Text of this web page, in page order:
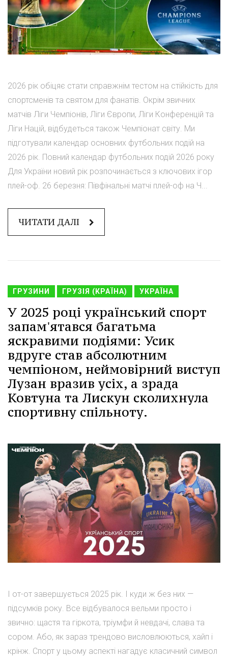
2026 рік обіцяє стати справжнім тестом на стійкість для
спортсменів та святом для фанатів. Окрім звичних
матчів Ліги Чемпіонів, Ліги Європи, Ліги Конференцій та
Ліги Націй, відбудеться також Чемпіонат світу. Ми
підготували календар основних футбольних подій на
2026 рік. Повний календар футбольних подій 2026 року
Для України новий рік розпочинається з ключових ігор
плей-оф. 26 березня: Півфінальні матчі плей-оф на Ч...
ЧИТАТИ ДАЛІ
ГРУЗИНИ ГРУЗІЯ (КРАЇНА) УКРАЇНА
У 2025 році український спорт
запам'ятався багатьма
яскравими подіями: Усик
вдруге став абсолютним
чемпіоном, неймовірний виступ
Лузан вразив усіх, а зрада
Ковтуна та Лискун сколихнула
спортивну спільноту.
І от-от завершується 2025 рік. І куди ж без них —
підсумків року. Все відбувалося вельми просто і
звично: щастя та гіркота, тріумфи й невдачі, слава та
сором. Або, як зараз трендово висловлюються, хайп і
крінж. Спорт у цьому аспекті нагадує класичний символ